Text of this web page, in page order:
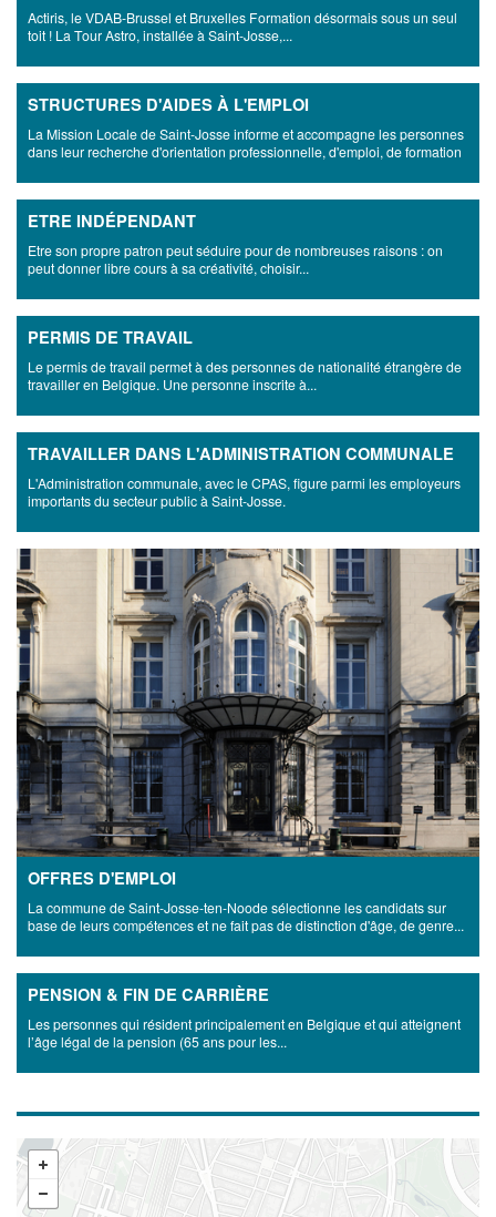
Actiris, le VDAB-Brussel et Bruxelles Formation désormais sous un seul
toit ! La Tour Astro, installée à Saint-Josse,...
STRUCTURES D'AIDES À L'EMPLOI
La Mission Locale de Saint-Josse informe et accompagne les personnes
dans leur recherche d'orientation professionnelle, d'emploi, de formation
ETRE INDÉPENDANT
Etre son propre patron peut séduire pour de nombreuses raisons : on
peut donner libre cours à sa créativité, choisir...
PERMIS DE TRAVAIL
Le permis de travail permet à des personnes de nationalité étrangère de
travailler en Belgique. Une personne inscrite à...
TRAVAILLER DANS L'ADMINISTRATION COMMUNALE
L'Administration communale, avec le CPAS, figure parmi les employeurs
importants du secteur public à Saint-Josse.
OFFRES D'EMPLOI
La commune de Saint-Josse-ten-Noode sélectionne les candidats sur
base de leurs compétences et ne fait pas de distinction d'âge, de genre...
PENSION & FIN DE CARRIÈRE
Les personnes qui résident principalement en Belgique et qui atteignent
l’âge légal de la pension (65 ans pour les...